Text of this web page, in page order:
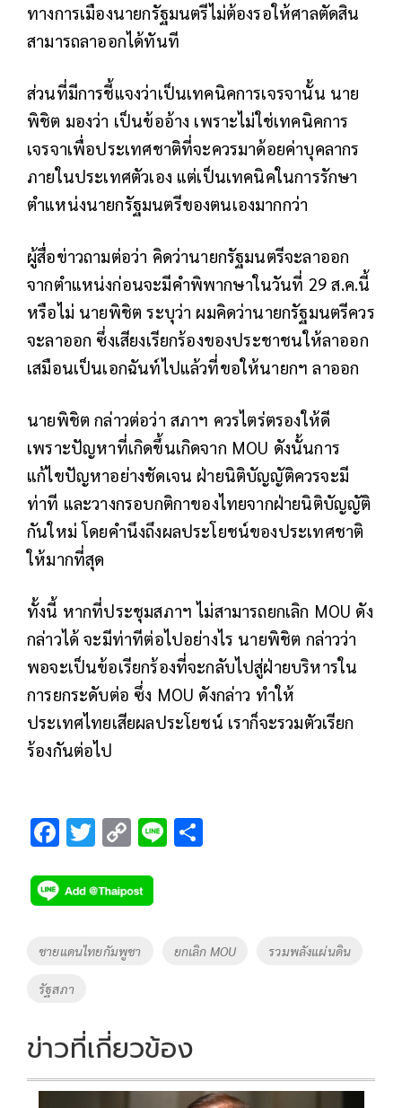
ทางการเมืองนายกรัฐมนตรีไม่ต้องรอให้ศาลตัดสิน
สามารถลาออกได้ทันที
ส่วนที่มีการชี้แจงว่าเป็นเทคนิคการเจรจานั้น นาย
พิชิต มองว่า เป็นข้ออ้าง เพราะไม่ใช่เทคนิคการ
เจรจาเพื่อประเทศชาติที่จะควรมาด้อยค่าบุคลากร
ภายในประเทศตัวเอง แต่เป็นเทคนิคในการรักษา
ตำแหน่งนายกรัฐมนตรีของตนเองมากกว่า
ผู้สื่อข่าวถามต่อว่า คิดว่านายกรัฐมนตรีจะลาออก
จากตำแหน่งก่อนจะมีคำพิพากษาในวันที่ 29 ส.ค.นี้
หรือไม่ นายพิชิต ระบุว่า ผมคิดว่านายกรัฐมนตรีควร
จะลาออก ซึ่งเสียงเรียกร้องของประชาชนให้ลาออก
เสมือนเป็นเอกฉันท์ไปแล้วที่ขอให้นายกฯ ลาออก
นายพิชิต กล่าวต่อว่า สภาฯ ควรไตร่ตรองให้ดี
เพราะปัญหาที่เกิดขึ้นเกิดจาก MOU ดังนั้นการ
แก้ไขปัญหาอย่างชัดเจน ฝ่ายนิติบัญญัติควรจะมี
ท่าที และวางกรอบกติกาของไทยจากฝ่ายนิติบัญญัติ
กันใหม่ โดยคำนึงถึงผลประโยชน์ของประเทศชาติ
ให้มากที่สุด
ทั้งนี้ หากที่ประชุมสภาฯ ไม่สามารถยกเลิก MOU ดัง
กล่าวได้ จะมีท่าทีต่อไปอย่างไร นายพิชิต กล่าวว่า
พอจะเป็นข้อเรียกร้องที่จะกลับไปสู่ฝ่ายบริหารใน
การยกระดับต่อ ซึ่ง MOU ดังกล่าว ทำให้
ประเทศไทยเสียผลประโยชน์ เราก็จะรวมตัวเรียก
ร้องกันต่อไป
F
e
b
o
k
T
tt
er
C
p
y
Li
Li
Tags
ชายแดนไทยกัมพูชา ยกเลิก MOU รวมพลังแผ่นดิน
รัฐสภา
ข่าวที่เกี่ยวข้อง